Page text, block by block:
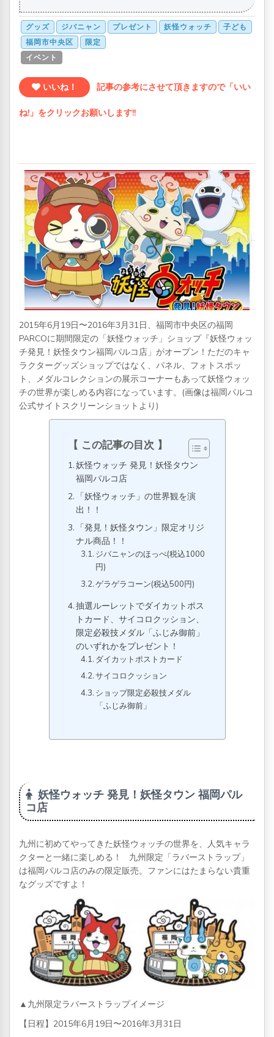
グッズ ジバニャン プレゼント 妖怪ウォッチ
子ども
福岡市中央区
限定
イベント
いいね！ 記事の参考にさせて頂きますので「いい
ね!」をクリックお願いします!!
2015年6月19日〜2016年3月31日、福岡市中央区の福岡
PARCOに期間限定の「妖怪ウォッチ」ショップ『妖怪ウォッ
チ発見！妖怪タウン福岡パルコ店」がオープン！ただのキャ
ラクターグッズショップではなく、パネル、フォトスポッ
ト、メダルコレクションの展示コーナーもあって妖怪ウォッ
チの世界が楽しめる内容になっています。 (画像は福岡パルコ
公式サイトスクリーンショットより)
この記事の目次
妖怪ウォッチ 発見！妖怪タウン
福岡パルコ店
「妖怪ウォッチ」の世界観を演
出！！
「発見！妖怪タウン」限定オリジ
ナル商品！！
ジバニャンのほっぺ(税込1000
円)
ゲラゲラコーン(税込500円)
抽選ルーレットでダイカットポス
トカード、サイコロクッション、
限定必殺技メダル「ふじみ御前」
のいずれかをプレゼント！
ダイカットポストカード
サイコロクッション
ショップ限定必殺技メダル
「ふじみ御前」
妖怪ウォッチ 発見！妖怪タウン 福岡パル
コ店
九州に初めてやってきた妖怪ウォッチの世界を、人気キャラ
クターと一緒に楽しめる！ 九州限定「ラバーストラップ」
は福岡パルコ店のみの限定販売。ファンにはたまらない貴重
なグッズですよ！
▲九州限定ラバーストラップイメージ
【日程】2015年6月19日〜2016年3月31日